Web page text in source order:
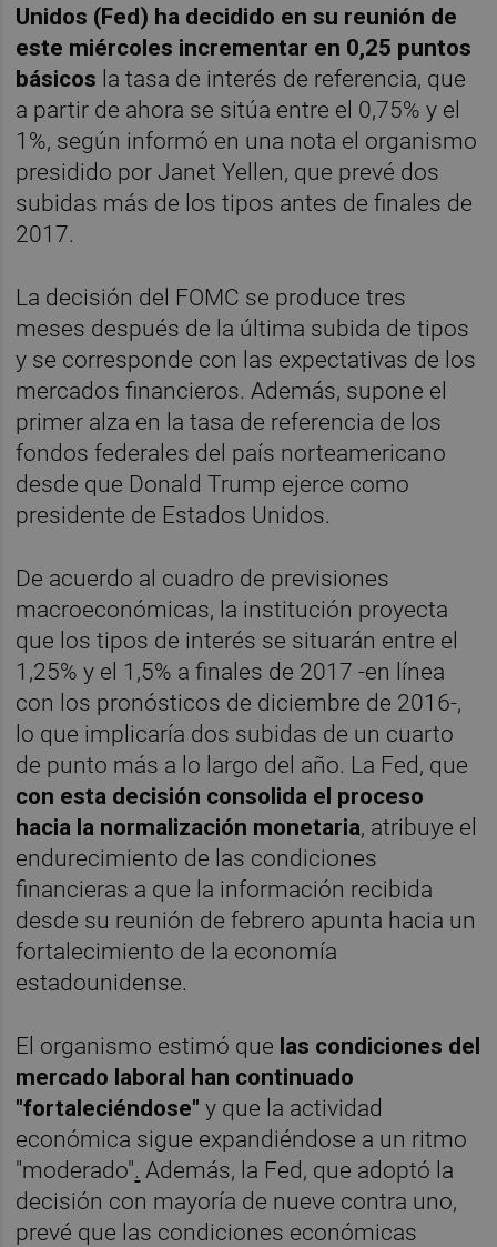
Unidos (Fed) ha decidido en su reunión de
este miércoles incrementar en 0,25 puntos
básicos la tasa de interés de referencia, que
a partir de ahora se sitúa entre el 0,75% y el
1%, según informó en una nota el organismo
presidido por Janet Yellen, que prevé dos
subidas más de los tipos antes de finales de
2017.
La decisión del FOMC se produce tres
meses después de la última subida de tipos
y se corresponde con las expectativas de los
mercados financieros. Además, supone el
primer alza en la tasa de referencia de los
fondos federales del país norteamericano
desde que Donald Trump ejerce como
presidente de Estados Unidos.
De acuerdo al cuadro de previsiones
macroeconómicas, la institución proyecta
que los tipos de interés se situarán entre el
1,25% y el 1,5% a finales de 2017 -en línea
con los pronósticos de diciembre de 2016-,
lo que implicaría dos subidas de un cuarto
de punto más a lo largo del año. La Fed, que
con esta decisión consolida el proceso
hacia la normalización monetaria, atribuye el
endurecimiento de las condiciones
financieras a que la información recibida
desde su reunión de febrero apunta hacia un
fortalecimiento de la economía
estadounidense.
El organismo estimó que las condiciones del
mercado laboral han continuado
"fortaleciéndose" y que la actividad
económica sigue expandiéndose a un ritmo
"moderado". Además, la Fed, que adoptó la
decisión con mayoría de nueve contra uno,
prevé que las condiciones económicas